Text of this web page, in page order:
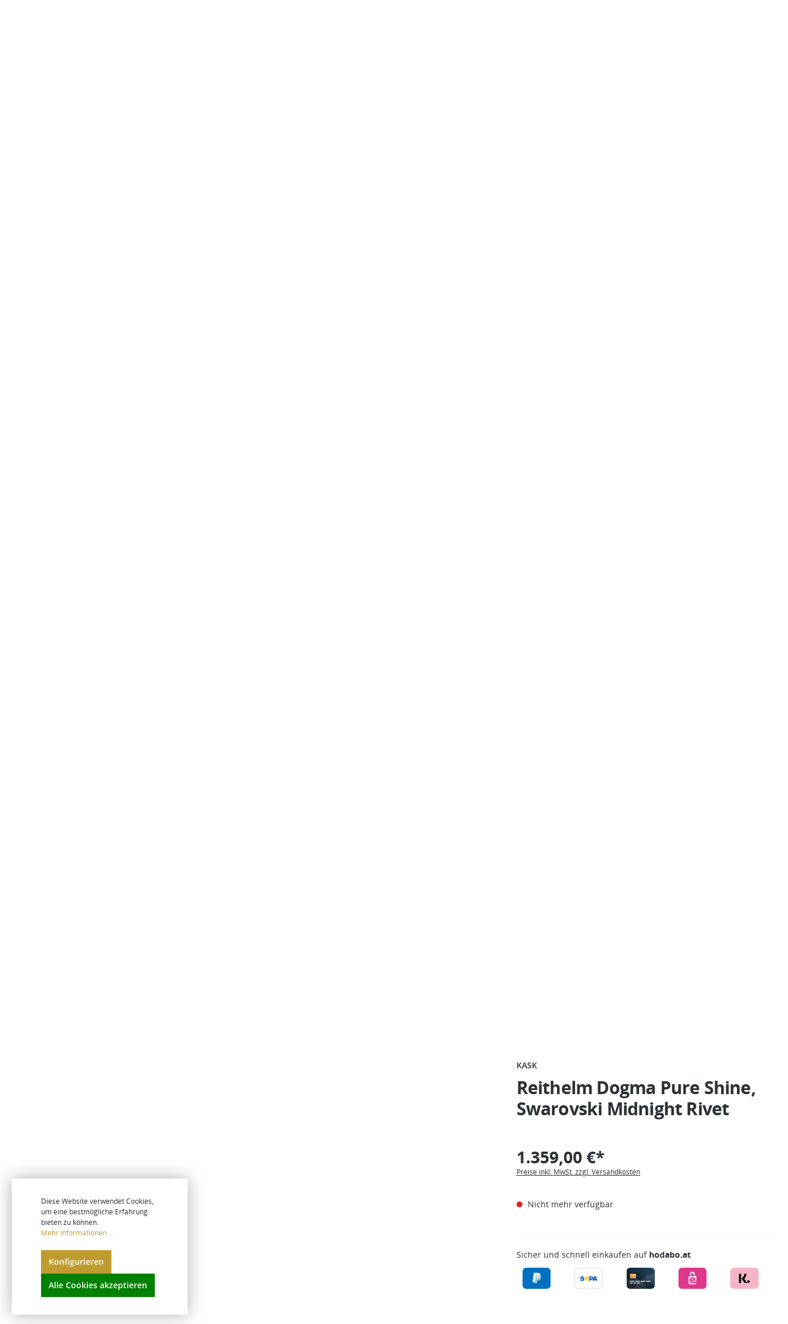
KASK
Reithelm Dogma Pure Shine,
Swarovski Midnight Rivet
1.359,00 €*
Preise inkl. MwSt. zzgl. Versandkosten
Nicht mehr verfügbar
Sicher und schnell einkaufen auf hodabo.at
Diese Website verwendet Cookies,
um eine bestmögliche Erfahrung
bieten zu können.
Mehr Informationen ...
Konfigurieren
Alle Cookies akzeptieren